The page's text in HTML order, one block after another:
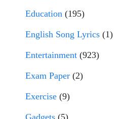
Education (195)
English Song Lyrics (1)
Entertainment (923)
Exam Paper (2)
Exercise (9)
Gadgets (5)